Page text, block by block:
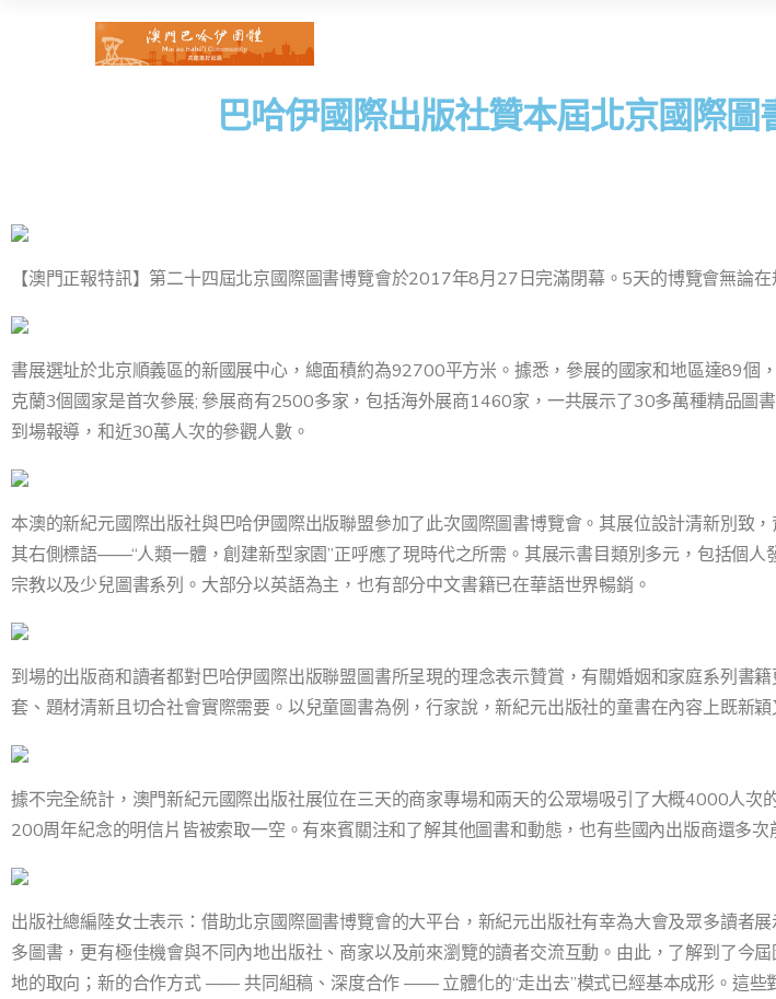
巴哈伊國際出版社贊本屆北京國際圖
【澳門正報特訊】第二十四屆北京國際圖書博覽會於2017年8月27日完滿閉幕。5天的博覽會無論
書展選址於北京順義區的新國展中心，總面積約為92700平方米。據悉，參展的國家和地區達89個
克蘭3個國家是首次參展; 參展商有2500多家，包括海外展商1460家，一共展示了30多萬種精品圖
到場報導，和近30萬人次的參觀人數。
本澳的新紀元國際出版社與巴哈伊國際出版聯盟參加了此次國際圖書博覽會。其展位設計清新別致
其右側標語——“人類一體，創建新型家園”正呼應了現時代之所需。其展示書目類別多元，包括個
宗教以及少兒圖書系列。大部分以英語為主，也有部分中文書籍已在華語世界暢銷。
到場的出版商和讀者都對巴哈伊國際出版聯盟圖書所呈現的理念表示贊賞，有關婚姻和家庭系列書
套、題材清新且切合社會實際需要。以兒童圖書為例，行家說，新紀元出版社的童書在內容上既新
據不完全統計，澳門新紀元國際出版社展位在三天的商家專場和兩天的公眾場吸引了大概4000人
200周年紀念的明信片皆被索取一空。有來賓關注和了解其他圖書和動態，也有些國內出版商還多
出版社總編陸女士表示：借助北京國際圖書博覽會的大平台，新紀元出版社有幸為大會及眾多讀者
多圖書，更有極佳機會與不同內地出版社、商家以及前來瀏覽的讀者交流互動。由此，了解到了今
地的取向；新的合作方式 —— 共同組稿、深度合作 —— 立體化的“走出去”模式已經基本成形。這些